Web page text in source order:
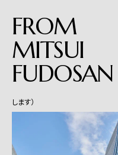
FROM
MITSUI
FUDOSAN
します）